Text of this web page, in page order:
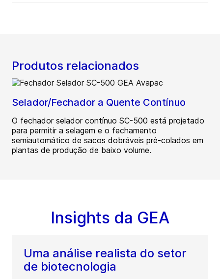
Produtos relacionados
Selador/Fechador a Quente Contínuo
O fechador selador contínuo SC-500 está projetado
para permitir a selagem e o fechamento
semiautomático de sacos dobráveis pré-colados em
plantas de produção de baixo volume.
Insights da GEA
Uma análise realista do setor
de biotecnologia